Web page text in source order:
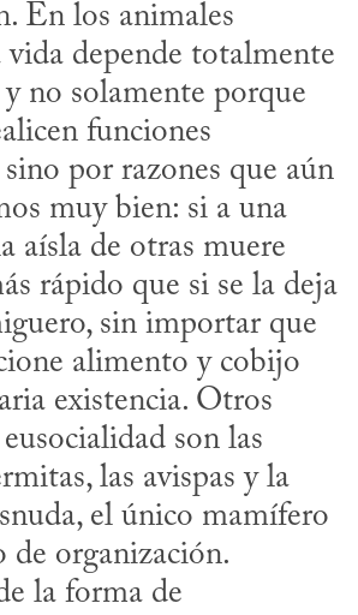
En los animales
vida depende totalmente
no solamente porque
funciones
por razones que aún
muy bien: si a una
aísla de otras muere
rápido que si se la deja
sin importar que
alimento y cobijo
existencia. Otros
son las
las avispas y la
el único mamífero
de organización.